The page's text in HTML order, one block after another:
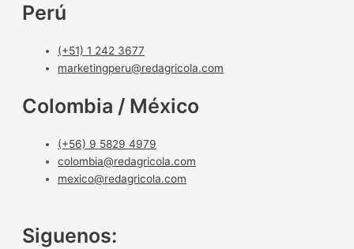
Perú
(+51) 1 242 3677
marketingperu@redagricola.com
Colombia / México
(+56) 9 5829 4979
colombia@redagricola.com
mexico@redagricola.com
Siguenos: